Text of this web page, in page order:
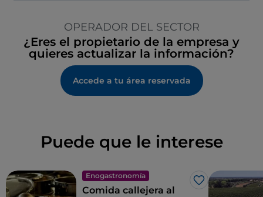
OPERADOR DEL SECTOR
¿Eres el propietario de la empresa y
quieres actualizar la información?
Accede a tu área reservada
Puede que le interese
Enogastronomía
Me gusta
Comida callejera al